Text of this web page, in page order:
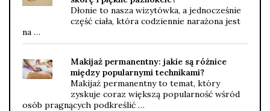
Dłonie to nasza wizytówka, a jednocześnie
część ciała, która codziennie narażona jest
na …
Makijaż permanentny: jakie są różnice
między popularnymi technikami?
Makijaż permanentny to temat, który
zyskuje coraz większą popularność wśród
osób pragnących podkreślić …